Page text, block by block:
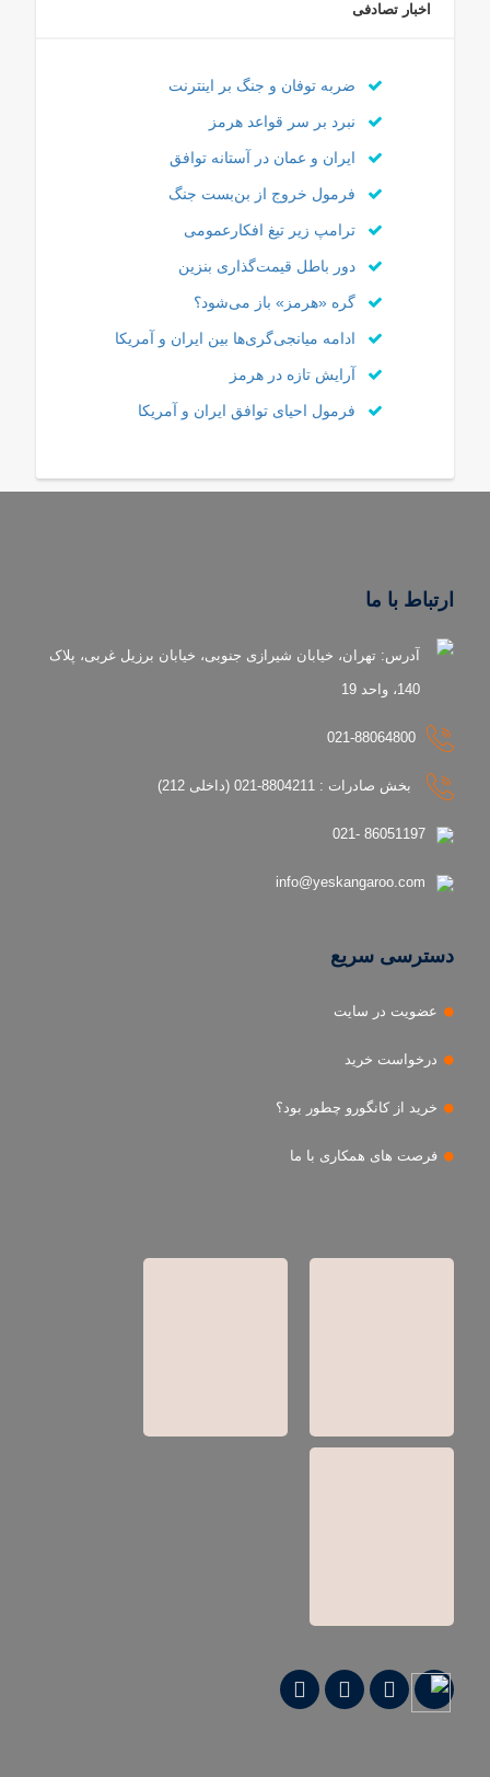
اخبار تصادفی
ضربه توفان و جنگ بر اینترنت
نبرد بر سر قواعد هرمز
ایران و عمان در آستانه توافق
فرمول خروج از بن‌بست جنگ
ترامپ زیر تیغ افکارعمومی
دور باطل قیمت‌گذاری بنزین
گره «هرمز» باز می‌شود؟
ادامه میانجی‌گری‌ها بین ایران و آمریکا
آرایش تازه در هرمز
فرمول احیای توافق ایران و آمریکا
ارتباط با ما
آدرس: تهران، خیابان شیرازی جنوبی، خیابان برزیل غربی، پلاک
140، واحد 19
021-88064800
بخش صادرات : 8804211-021 (داخلی 212)
86051197 -021
info@yeskangaroo.com
دسترسی سریع
عضویت در سایت
درخواست خرید
خرید از کانگورو چطور بود؟
فرصت های همکاری با ما